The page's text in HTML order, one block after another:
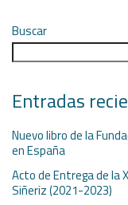
Buscar
Entradas
Nuevo libro de la
en España
Acto de Entrega de la
Siñeriz (2021-2023)